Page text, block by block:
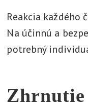
Reakcia každého
Na účinnú a
potrebný
Zhrnutie